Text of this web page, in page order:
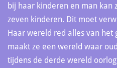
bij haar kinderen en man kan
zeven kinderen. Dit moet
Haar wereld red alles van het
maakt ze een wereld waar
tijdens de derde wereld